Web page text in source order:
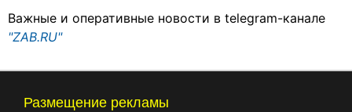
Важные и оперативные новости в telegram-канале
"ZAB.RU"
Размещение рекламы